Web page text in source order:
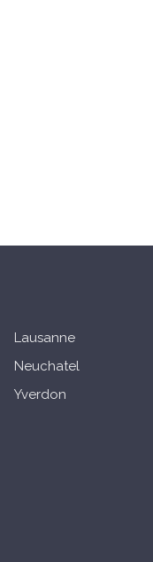
Lausanne
Neuchatel
Yverdon